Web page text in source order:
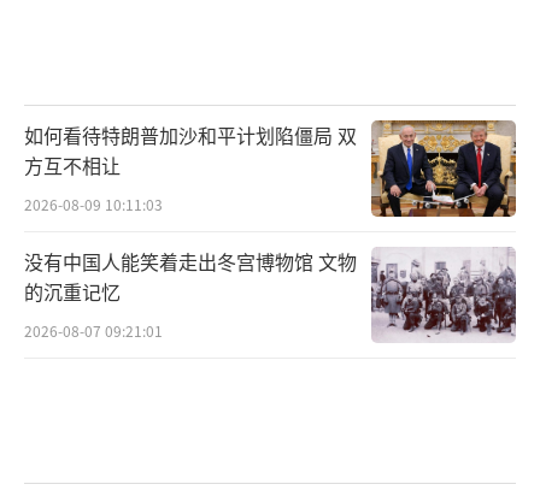
如何看待特朗普加沙和平计划陷僵局 双
方互不相让
2026-08-09 10:11:03
没有中国人能笑着走出冬宫博物馆 文物
的沉重记忆
2026-08-07 09:21:01